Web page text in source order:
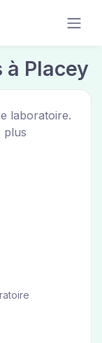
Placey
laboratoire.
plus